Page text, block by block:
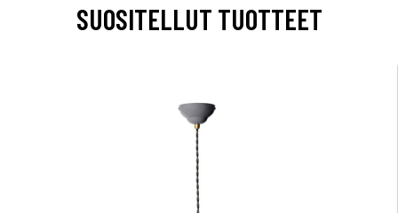
SUOSITELLUT TUOTTEET